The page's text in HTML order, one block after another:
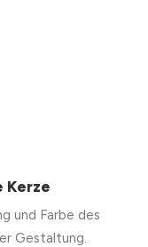
Kerze
und Farbe des
Gestaltung.